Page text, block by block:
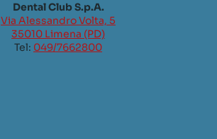
Dental Club S.p.A.
Via Alessandro Volta, 5
35010 Limena (PD)
Tel: 049/7662800